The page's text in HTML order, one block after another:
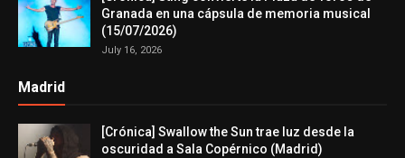
Granada en una cápsula de memoria musical
(15/07/2026)
July 16, 2026
Madrid
[Crónica] Swallow the Sun trae luz desde la
oscuridad a Sala Copérnico (Madrid)